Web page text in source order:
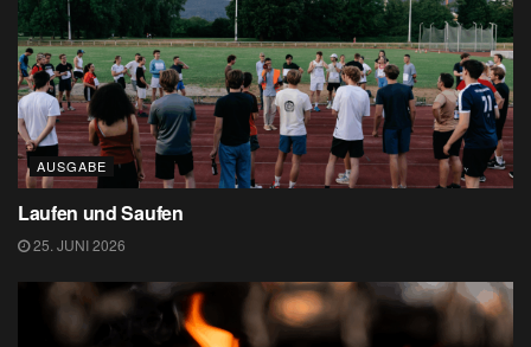
AUSGABE
Laufen und Saufen
25. JUNI 2026